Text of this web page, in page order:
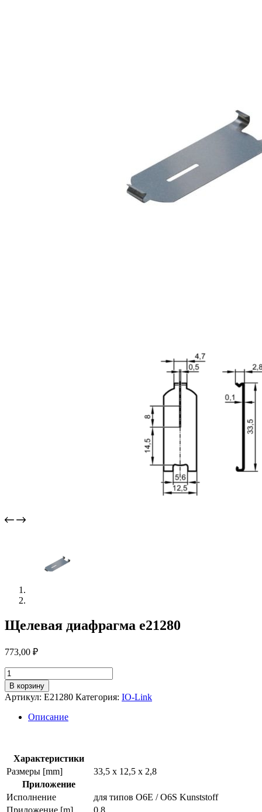
Щелевая диафрагма e21280
773,00 ₽
Количество
товара
Щелевая
диафрагма
e21280
В корзину
Артикул: E21280 Категория: IO-Link
Описание
Характеристики
Размеры [mm]
33,5 x 12,5 x 2,8
Приложение
Исполнение
для типов O6E / O6S Kunststoff
Приложение [m]
0,8